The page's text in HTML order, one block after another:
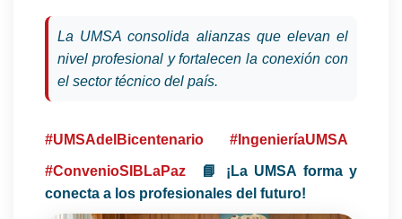
La UMSA consolida alianzas que elevan el
nivel profesional y fortalecen la conexión con
el sector técnico del país.
#UMSAdelBicentenario #IngenieríaUMSA
#ConvenioSIBLaPaz
📘 ¡La UMSA forma y
conecta a los profesionales del futuro!